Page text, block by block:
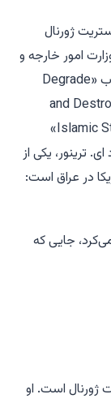
ژورنال
امور خارجه و
پنتاگون گزارش تهیه کرده است. او نویسنده کتاب «Degrade
and
Islamic State, from Barack Obama to Donald Trump»
ترینور، یکی از
در عراق است:
کار می‌کرد، جایی که
ژورنال است. او